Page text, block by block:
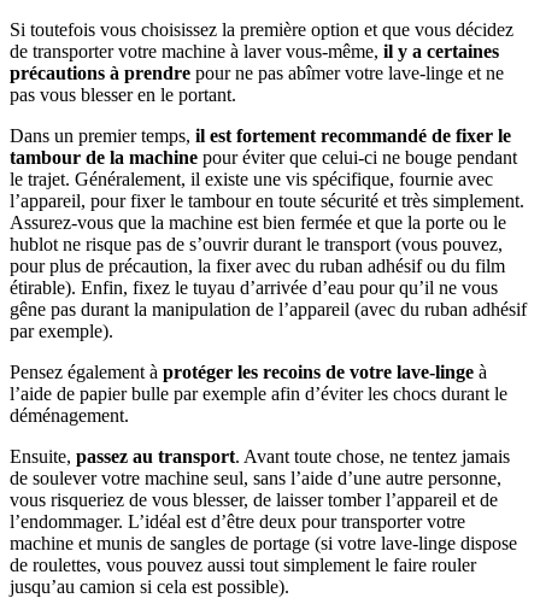
Si toutefois vous choisissez la première option et que vous décidez
de transporter votre machine à laver vous-même, il y a certaines
précautions à prendre pour ne pas abîmer votre lave-linge et ne
pas vous blesser en le portant.
Dans un premier temps, il est fortement recommandé de fixer le
tambour de la machine pour éviter que celui-ci ne bouge pendant
le trajet. Généralement, il existe une vis spécifique, fournie avec
l’appareil, pour fixer le tambour en toute sécurité et très simplement.
Assurez-vous que la machine est bien fermée et que la porte ou le
hublot ne risque pas de s’ouvrir durant le transport (vous pouvez,
pour plus de précaution, la fixer avec du ruban adhésif ou du film
étirable). Enfin, fixez le tuyau d’arrivée d’eau pour qu’il ne vous
gêne pas durant la manipulation de l’appareil (avec du ruban adhésif
par exemple).
Pensez également à protéger les recoins de votre lave-linge à
l’aide de papier bulle par exemple afin d’éviter les chocs durant le
déménagement.
Ensuite, passez au transport. Avant toute chose, ne tentez jamais
de soulever votre machine seul, sans l’aide d’une autre personne,
vous risqueriez de vous blesser, de laisser tomber l’appareil et de
l’endommager. L’idéal est d’être deux pour transporter votre
machine et munis de sangles de portage (si votre lave-linge dispose
de roulettes, vous pouvez aussi tout simplement le faire rouler
jusqu’au camion si cela est possible).